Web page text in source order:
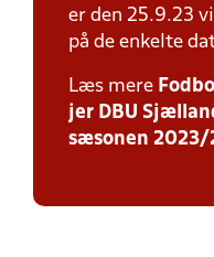
er den 25.9.23
på de enkelte
Læs mere
jer DBU
sæsonen